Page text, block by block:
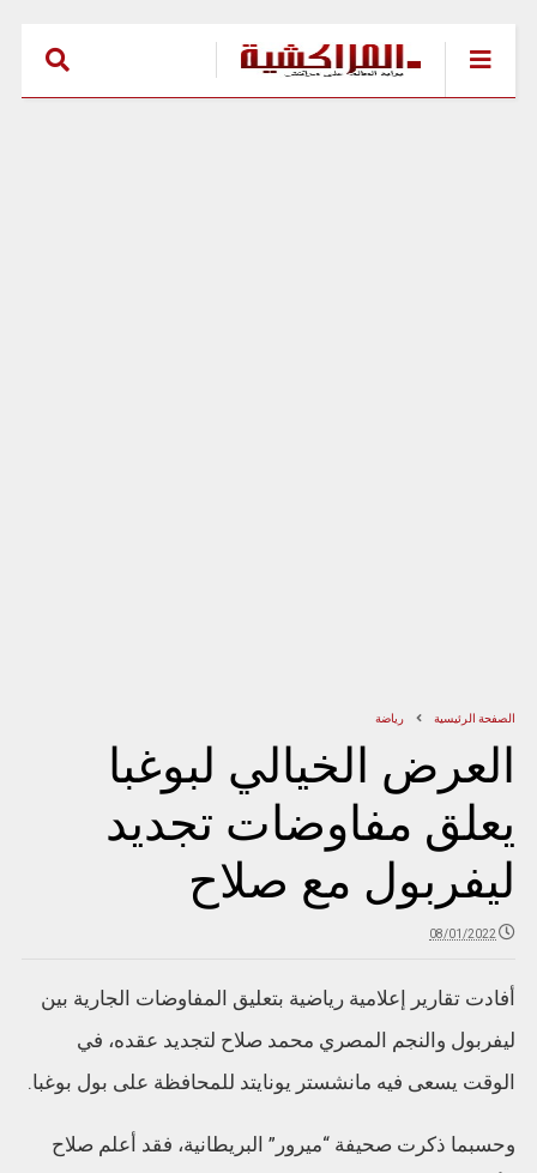
الصفحة الرئيسية رياضة
العرض الخيالي لبوغبا
يعلق مفاوضات تجديد
ليفربول مع صلاح
08/01/2022
أفادت تقارير إعلامية رياضية بتعليق المفاوضات الجارية بين
ليفربول والنجم المصري محمد صلاح لتجديد عقده، في
الوقت يسعى فيه مانشستر يونايتد للمحافظة على بول بوغبا.
وحسبما ذكرت صحيفة “ميرور” البريطانية، فقد أعلم صلاح